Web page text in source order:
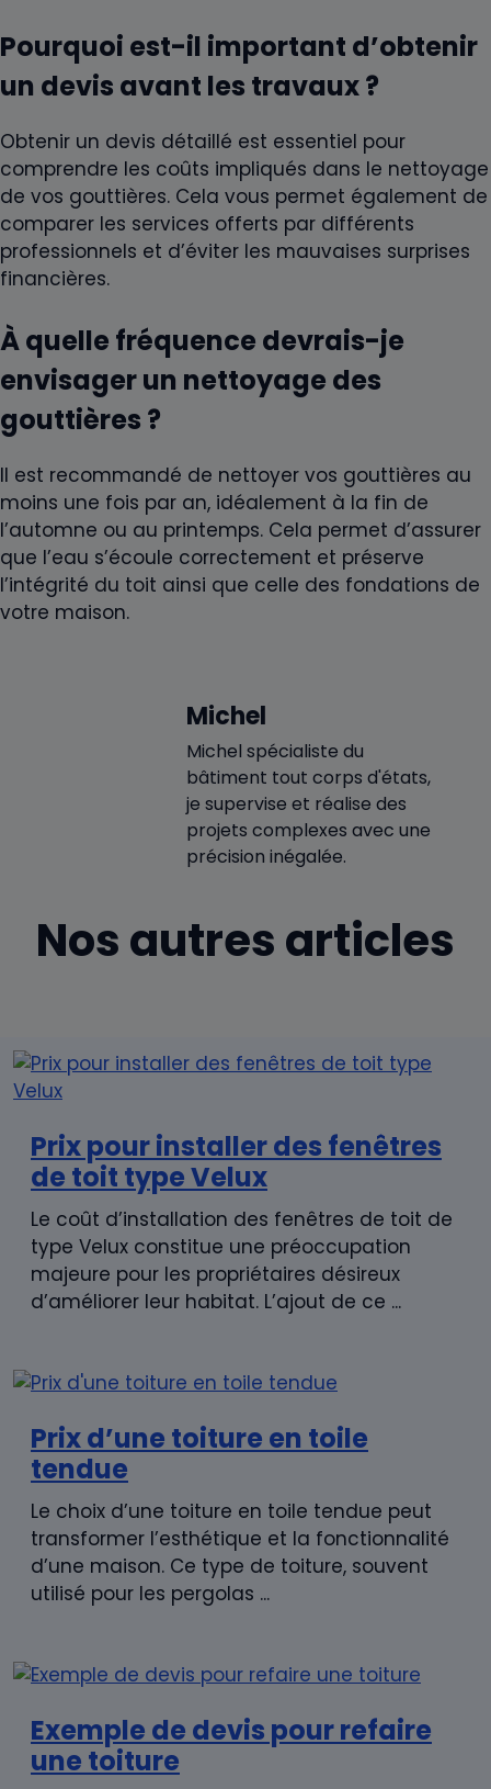
Pourquoi est-il important d’obtenir
un devis avant les travaux ?
Obtenir un devis détaillé est essentiel pour
comprendre les coûts impliqués dans le nettoyage
de vos gouttières. Cela vous permet également de
comparer les services offerts par différents
professionnels et d’éviter les mauvaises surprises
financières.
À quelle fréquence devrais-je
envisager un nettoyage des
gouttières ?
Il est recommandé de nettoyer vos gouttières au
moins une fois par an, idéalement à la fin de
l’automne ou au printemps. Cela permet d’assurer
que l’eau s’écoule correctement et préserve
l’intégrité du toit ainsi que celle des fondations de
votre maison.
Michel
Michel spécialiste du
bâtiment tout corps d'états,
je supervise et réalise des
projets complexes avec une
précision inégalée.
Nos autres articles
Prix pour installer des fenêtres
de toit type Velux
Le coût d’installation des fenêtres de toit de
type Velux constitue une préoccupation
majeure pour les propriétaires désireux
d’améliorer leur habitat. L’ajout de ce ...
Prix d’une toiture en toile
tendue
Le choix d’une toiture en toile tendue peut
transformer l’esthétique et la fonctionnalité
d’une maison. Ce type de toiture, souvent
utilisé pour les pergolas ...
Exemple de devis pour refaire
une toiture